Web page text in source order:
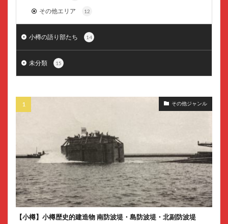
その他エリア 12
小樽の語り部たち 14
未分類 15
その他ジャンル
【小樽】小樽歴史的建造物 南防波堤・島防波堤・北副防波堤